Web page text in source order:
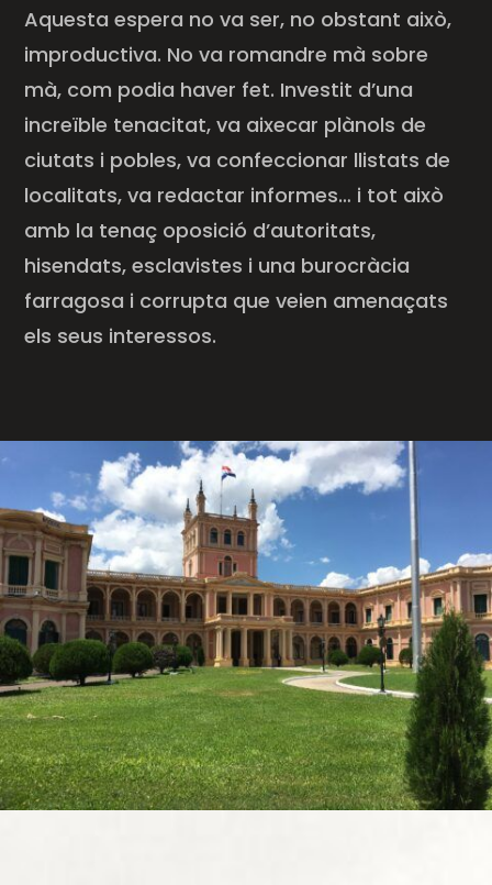
Aquesta espera no va ser, no obstant això,
improductiva. No va romandre mà sobre
mà, com podia haver fet. Investit d’una
increïble tenacitat, va aixecar plànols de
ciutats i pobles, va confeccionar llistats de
localitats, va redactar informes… i tot això
amb la tenaç oposició d’autoritats,
hisendats, esclavistes i una burocràcia
farragosa i corrupta que veien amenaçats
els seus interessos.